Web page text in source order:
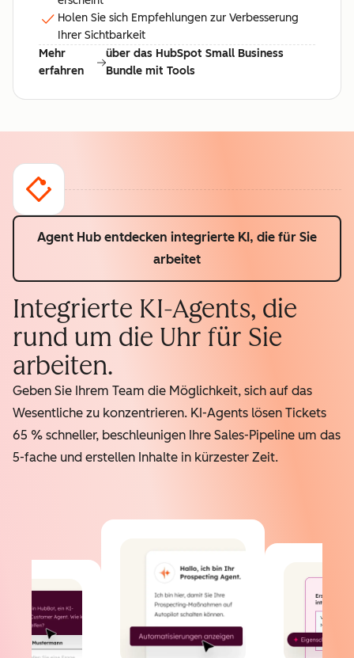
Holen Sie sich Empfehlungen zur Verbesserung
Ihrer Sichtbarkeit
Mehr
erfahren
über das HubSpot Small Business
Bundle mit Tools
Agent Hub entdecken integrierte KI, die für Sie
arbeitet
Integrierte KI-Agents, die
rund um die Uhr für Sie
arbeiten.
Geben Sie Ihrem Team die Möglichkeit, sich auf das
Wesentliche zu konzentrieren. KI-Agents lösen Tickets
65 % schneller, beschleunigen Ihre Sales-Pipeline um das
5-fache und erstellen Inhalte in kürzester Zeit.